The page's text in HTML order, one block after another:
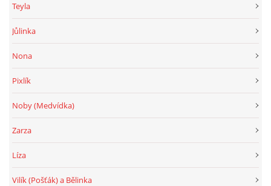
Teyla
Jůlinka
Nona
Pixlík
Noby (Medvídka)
Zarza
Líza
Vilík (Pošťák) a Bělinka